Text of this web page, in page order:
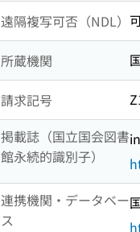
遠隔複写可否（NDL）
所蔵機関
請求記号
掲載誌（国立国会図書
館永続的識別子）
連携機関・データベー
ス